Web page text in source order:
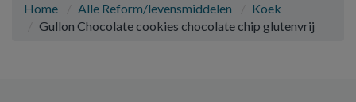
Home Alle Reform/levensmiddelen
Koek
Gullon Chocolate cookies chocolate chip glutenvrij